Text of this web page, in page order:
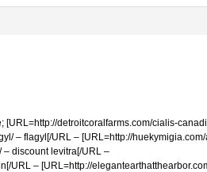
detroitcoralfarms.com/cialis-
– flagyl[/URL – [URL=http://
discount levitra[/URL –
URL – [URL=http://